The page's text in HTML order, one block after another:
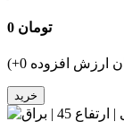
0 تومان
خرید